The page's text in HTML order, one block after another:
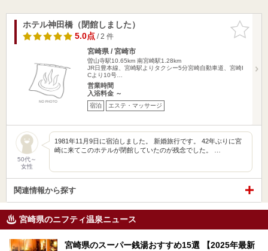
お気に入
りに追加
ホテル神田橋（閉館しました）
5.0点/ 2 件
宮崎県 / 宮崎市
曽山寺駅10.65km 南宮崎駅1.28km
JR日豊本線、宮崎駅よりタクシー5分宮崎自動車道、宮崎I
Cより10号…
営業時間
入浴料金 ～
宿泊 エステ・マッサージ
50代～
女性
1981年11月9日に宿泊しました。 新婚旅行です。 42年ぶりに宮
崎に来てこのホテルが閉館していたのが残念でした。 …
関連情報から探す
宮崎県のニフティ温泉ニュース
宮崎県のスーパー銭湯おすすめ15選 【2025年最新